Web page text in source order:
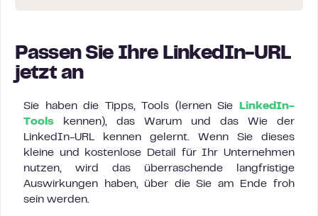
Passen Sie Ihre LinkedIn-URL
jetzt an
Sie haben die Tipps, Tools (lernen Sie
LinkedIn-
Tools kennen), das Warum und das Wie der
LinkedIn-URL kennen gelernt. Wenn Sie dieses
kleine und kostenlose Detail für Ihr Unternehmen
nutzen, wird das überraschende langfristige
Auswirkungen haben, über die Sie am Ende froh
sein werden.